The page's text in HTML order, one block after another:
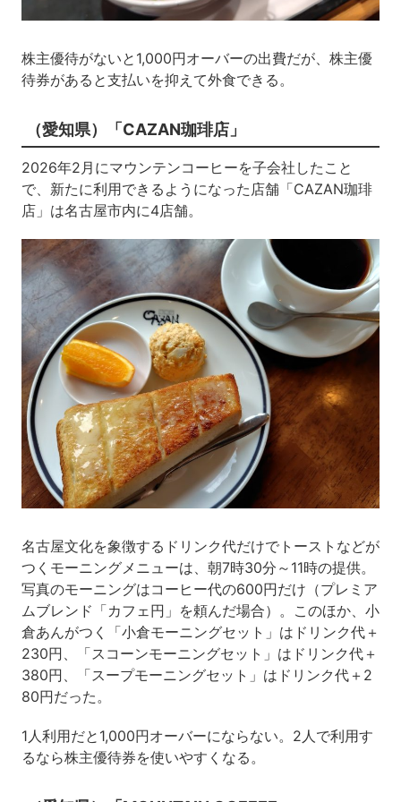
株主優待がないと1,000円オーバーの出費だが、株主優
待券があると支払いを抑えて外食できる。
（愛知県）「CAZAN珈琲店」
2026年2月にマウンテンコーヒーを子会社したこと
で、新たに利用できるようになった店舗「CAZAN珈琲
店」は名古屋市内に4店舗。
名古屋文化を象徴するドリンク代だけでトーストなどが
つくモーニングメニューは、朝7時30分～11時の提供。
写真のモーニングはコーヒー代の600円だけ（プレミア
ムブレンド「カフェ円」を頼んだ場合）。このほか、小
倉あんがつく「小倉モーニングセット」はドリンク代＋
230円、「スコーンモーニングセット」はドリンク代＋
380円、「スープモーニングセット」はドリンク代＋2
80円だった。
1人利用だと1,000円オーバーにならない。2人で利用す
るなら株主優待券を使いやすくなる。